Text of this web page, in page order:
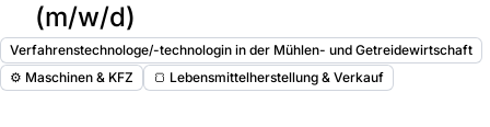
(m/w/d)
Verfahrenstechnologe/-technologin in der Mühlen- und Getreidewirtschaft
⚙️ Maschinen & KFZ
🍞 Lebensmittelherstellung & Verkauf